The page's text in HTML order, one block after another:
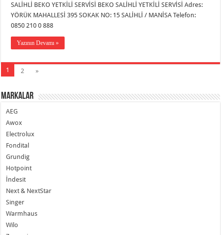
SALİHLİ BEKO YETKİLİ SERVİSİ BEKO SALİHLİ YETKİLİ SERVİSİ Adres:
YÖRÜK MAHALLESİ 395 SOKAK NO: 15 SALİHLİ / MANİSA Telefon:
0850 210 0 888
Yazının Devamı »
1 2 »
Markalar
AEG
Awox
Electrolux
Fondital
Grundig
Hotpoint
İndesit
Next & NextStar
Singer
Warmhaus
Wilo